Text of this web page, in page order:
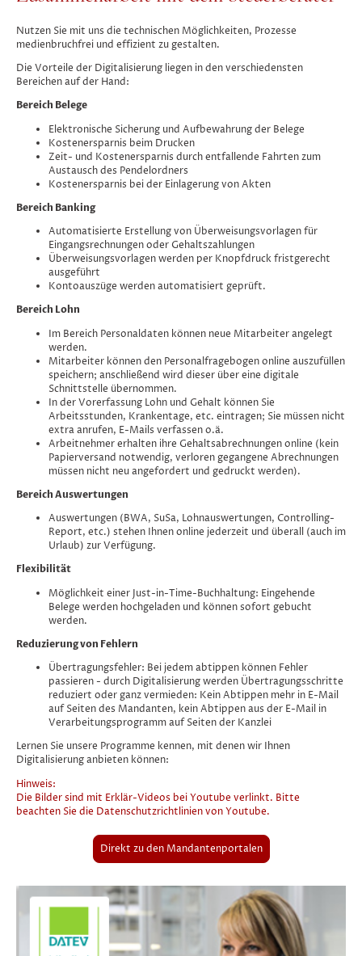
Nutzen Sie mit uns die technischen Möglichkeiten, Prozesse
medienbruchfrei und effizient zu gestalten.
Die Vorteile der Digitalisierung liegen in den verschiedensten
Bereichen auf der Hand:
Bereich Belege
Elektronische Sicherung und Aufbewahrung der Belege
Kostenersparnis beim Drucken
Zeit- und Kostenersparnis durch entfallende Fahrten zum
Austausch des Pendelordners
Kostenersparnis bei der Einlagerung von Akten
Bereich Banking
Automatisierte Erstellung von Überweisungsvorlagen für
Eingangsrechnungen oder Gehaltszahlungen
Überweisungsvorlagen werden per Knopfdruck fristgerecht
ausgeführt
Kontoauszüge werden automatisiert geprüft.
Bereich Lohn
Im Bereich Personaldaten können neue Mitarbeiter angelegt
werden.
Mitarbeiter können den Personalfragebogen online auszufüllen
speichern; anschließend wird dieser über eine digitale
Schnittstelle übernommen.
In der Vorerfassung Lohn und Gehalt können Sie
Arbeitsstunden, Krankentage, etc. eintragen; Sie müssen nicht
extra anrufen, E-Mails verfassen o.ä.
Arbeitnehmer erhalten ihre Gehaltsabrechnungen online (kein
Papierversand notwendig, verloren gegangene Abrechnungen
müssen nicht neu angefordert und gedruckt werden).
Bereich Auswertungen
Auswertungen (BWA, SuSa, Lohnauswertungen, Controlling-
Report, etc.) stehen Ihnen online jederzeit und überall (auch im
Urlaub) zur Verfügung.
Flexibilität
Möglichkeit einer Just-in-Time-Buchhaltung: Eingehende
Belege werden hochgeladen und können sofort gebucht
werden.
Reduzierung von Fehlern
Übertragungsfehler: Bei jedem abtippen können Fehler
passieren - durch Digitalisierung werden Übertragungsschritte
reduziert oder ganz vermieden: Kein Abtippen mehr in E-Mail
auf Seiten des Mandanten, kein Abtippen aus der E-Mail in
Verarbeitungsprogramm auf Seiten der Kanzlei
Lernen Sie unsere Programme kennen, mit denen wir Ihnen
Digitalisierung anbieten können:
Hinweis:
Die Bilder sind mit Erklär-Videos bei Youtube verlinkt. Bitte
beachten Sie die Datenschutzrichtlinien von Youtube.
Direkt zu den Mandantenportalen